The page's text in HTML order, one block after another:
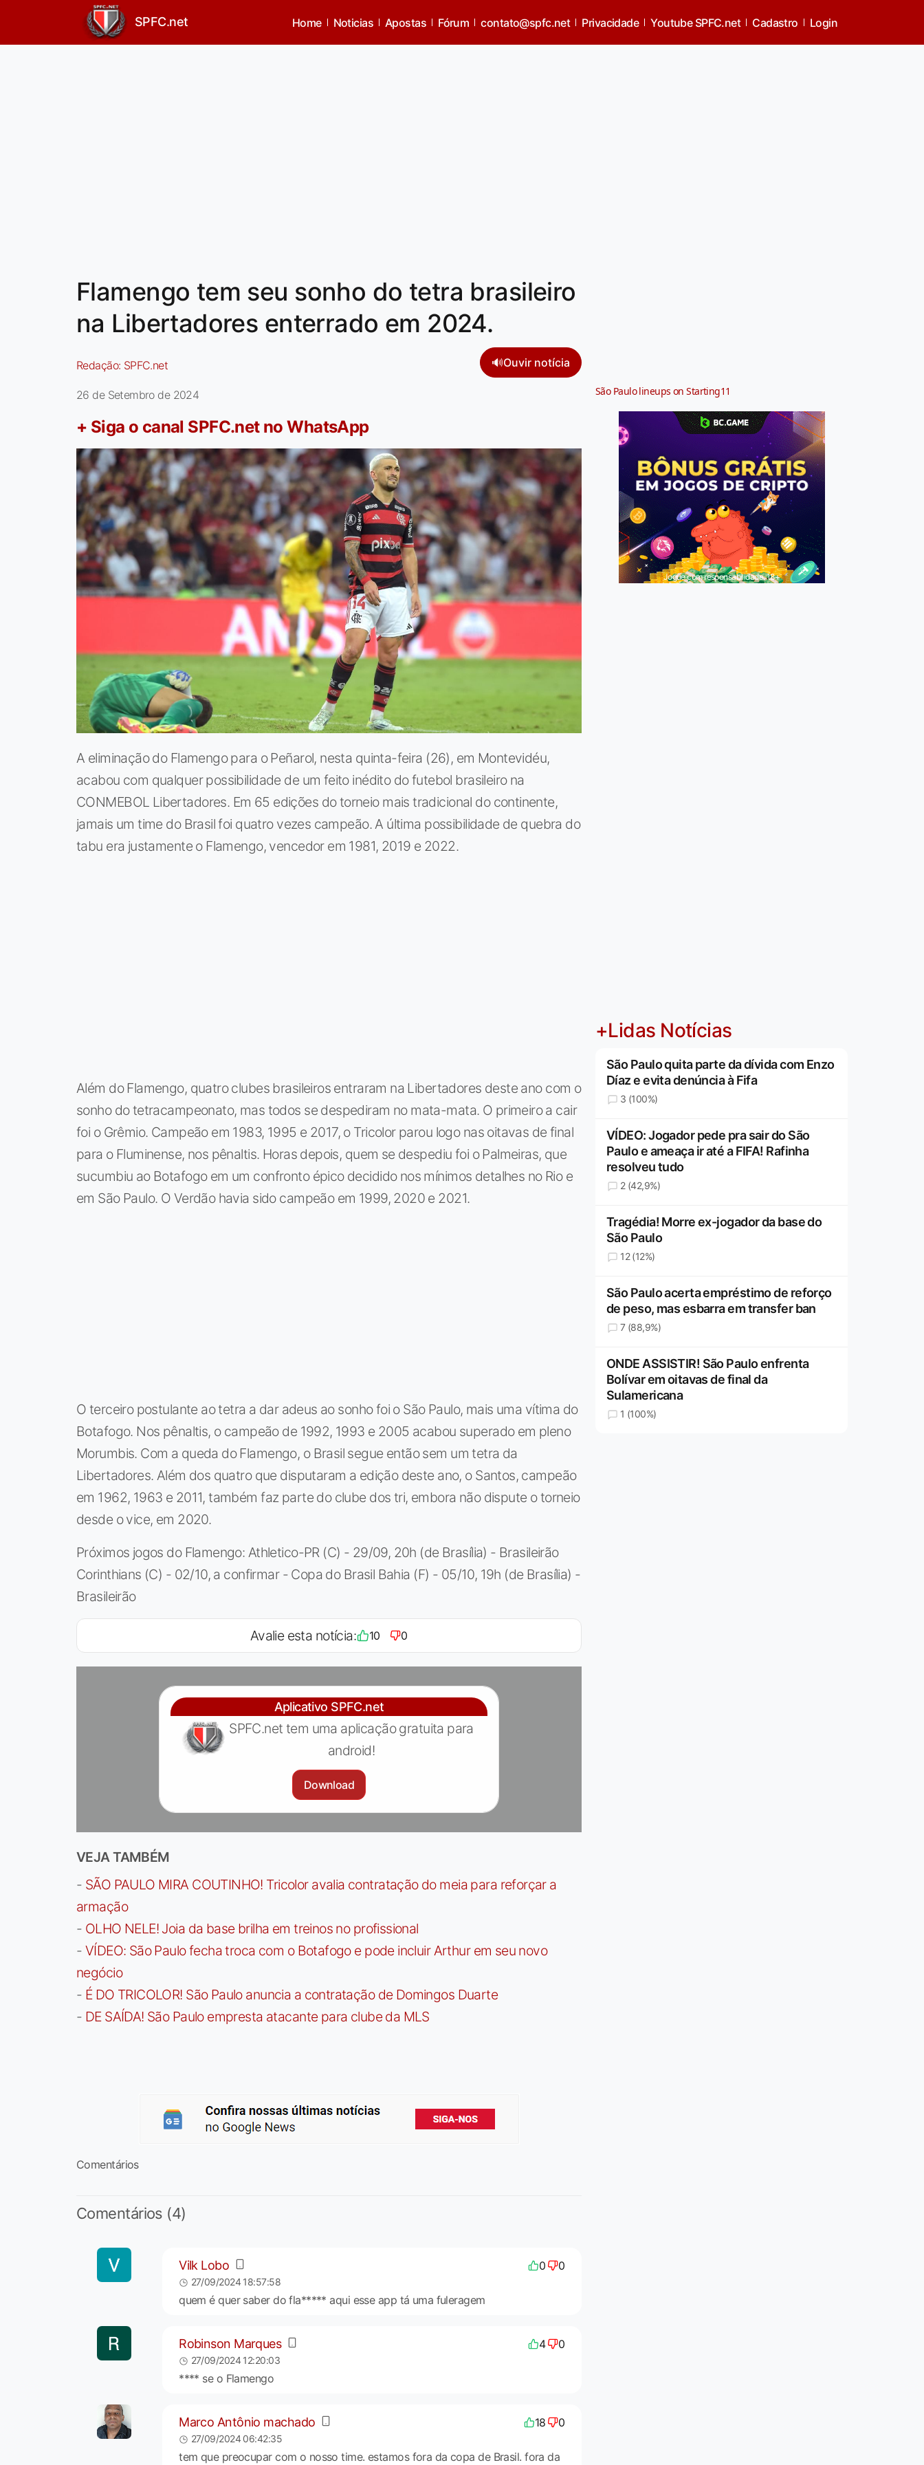
SPFC.net Home Noticias Apostas Fórum contato@spfc.net Privacidade Youtube SPFC.net Cadastro Login
Flamengo tem seu sonho do tetra brasileiro
na Libertadores enterrado em 2024.
Redação: SPFC.net 🔊Ouvir notícia
26 de Setembro de 2024
+ Siga o canal SPFC.net no WhatsApp
A eliminação do Flamengo para o Peñarol, nesta quinta-feira (26), em Montevidéu,
acabou com qualquer possibilidade de um feito inédito do futebol brasileiro na
CONMEBOL Libertadores. Em 65 edições do torneio mais tradicional do continente,
jamais um time do Brasil foi quatro vezes campeão. A última possibilidade de quebra do
tabu era justamente o Flamengo, vencedor em 1981, 2019 e 2022.
Além do Flamengo, quatro clubes brasileiros entraram na Libertadores deste ano com o
sonho do tetracampeonato, mas todos se despediram no mata-mata. O primeiro a cair
foi o Grêmio. Campeão em 1983, 1995 e 2017, o Tricolor parou logo nas oitavas de final
para o Fluminense, nos pênaltis. Horas depois, quem se despediu foi o Palmeiras, que
sucumbiu ao Botafogo em um confronto épico decidido nos mínimos detalhes no Rio e
em São Paulo. O Verdão havia sido campeão em 1999, 2020 e 2021.
O terceiro postulante ao tetra a dar adeus ao sonho foi o São Paulo, mais uma vítima do
Botafogo. Nos pênaltis, o campeão de 1992, 1993 e 2005 acabou superado em pleno
Morumbis. Com a queda do Flamengo, o Brasil segue então sem um tetra da
Libertadores. Além dos quatro que disputaram a edição deste ano, o Santos, campeão
em 1962, 1963 e 2011, também faz parte do clube dos tri, embora não dispute o torneio
desde o vice, em 2020.
Próximos jogos do Flamengo: Athletico-PR (C) - 29/09, 20h (de Brasília) - Brasileirão
Corinthians (C) - 02/10, a confirmar - Copa do Brasil Bahia (F) - 05/10, 19h (de Brasília) -
Brasileirão
Avalie esta notícia: 10 0
Aplicativo SPFC.net
SPFC.net tem uma aplicação gratuita para
android!
Download
VEJA TAMBÉM
- SÃO PAULO MIRA COUTINHO! Tricolor avalia contratação do meia para reforçar a
armação
- OLHO NELE! Joia da base brilha em treinos no profissional
- VÍDEO: São Paulo fecha troca com o Botafogo e pode incluir Arthur em seu novo
negócio
- É DO TRICOLOR! São Paulo anuncia a contratação de Domingos Duarte
- DE SAÍDA! São Paulo empresta atacante para clube da MLS
Comentários
Comentários (4)
Vilk Lobo 0 0
27/09/2024 18:57:58
quem é quer saber do fla***** aqui esse app tá uma fuleragem
Robinson Marques 4 0
27/09/2024 12:20:03
**** se o Flamengo
Marco Antônio machado 18 0
27/09/2024 06:42:35
tem que preocupar com o nosso time. estamos fora da copa de Brasil. fora da
São Paulo lineups on Starting11
Jogue com responsabilidade. 18+
+Lidas Notícias
São Paulo quita parte da dívida com Enzo
Díaz e evita denúncia à Fifa
3 (100%)
VÍDEO: Jogador pede pra sair do São
Paulo e ameaça ir até a FIFA! Rafinha
resolveu tudo
2 (42,9%)
Tragédia! Morre ex-jogador da base do
São Paulo
12 (12%)
São Paulo acerta empréstimo de reforço
de peso, mas esbarra em transfer ban
7 (88,9%)
ONDE ASSISTIR! São Paulo enfrenta
Bolívar em oitavas de final da
Sulamericana
1 (100%)